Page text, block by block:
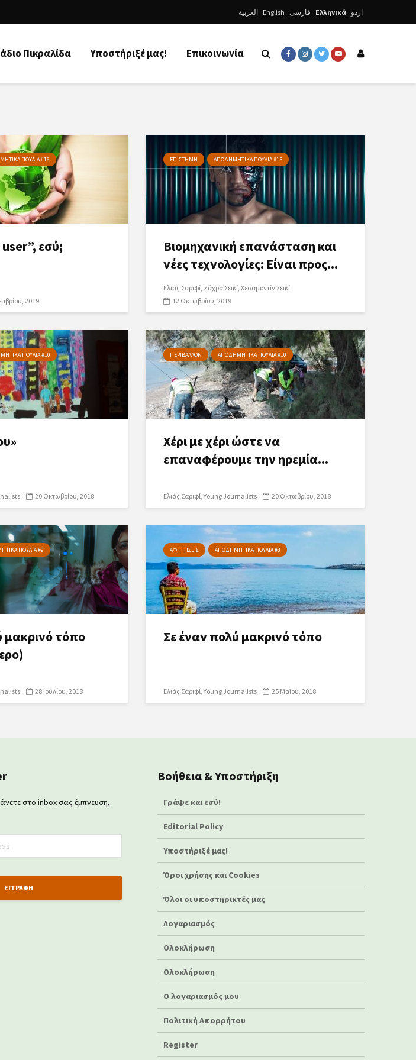
العربية English فارسی Ελληνικά اردو
Πικραλίδα Υποστήριξέ μας! Επικοινωνία
ΠΟΥΛΙΑ #16
εσύ;
2019
ΕΠΙΣΤΗΜΗ ΑΠΟΔΗΜΗΤΙΚΑ ΠΟΥΛΙΑ #15
Βιομηχανική επανάσταση και
νέες τεχνολογίες: Είναι προς...
Ελιάς Σαριφί Ζάχρα Σεϊκί Χεσαμοντίν Σεϊκί
12 Οκτωβρίου, 2019
ΠΟΥΛΙΑ #10
20 Οκτωβρίου, 2018
ΠΕΡΙΒΑΛΛΟΝ ΑΠΟΔΗΜΗΤΙΚΑ ΠΟΥΛΙΑ #10
Χέρι με χέρι ώστε να
επαναφέρουμε την ηρεμία...
Ελιάς Σαριφί Young Journalists 20 Οκτωβρίου, 2018
ΠΟΥΛΙΑ #9
μακρινό τόπο
28 Ιουλίου, 2018
ΑΦΗΓΗΣΕΙΣ ΑΠΟΔΗΜΗΤΙΚΑ ΠΟΥΛΙΑ #8
Σε έναν πολύ μακρινό τόπο
Ελιάς Σαριφί Young Journalists 25 Μαΐου, 2018
στο inbox σας έμπνευση,
Βοήθεια & Υποστήριξη
Γράψε και εσύ!
Editorial Policy
Υποστήριξέ μας!
Όροι χρήσης και Cookies
Όλοι οι υποστηρικτές μας
Λογαριασμός
Ολοκλήρωση
Ολοκλήρωση
Ο λογαριασμός μου
Πολιτική Απορρήτου
Register